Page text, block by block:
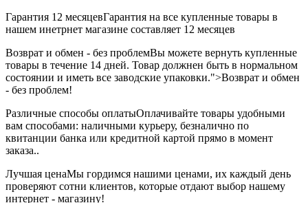
Гарантия 12 месяцевГарантия на все купленные товары в
нашем инетрнет магазине составляет 12 месяцев
Возврат и обмен - без проблемВы можете вернуть купленные
товары в течение 14 дней. Товар должнен быть в нормальном
состоянии и иметь все заводские упаковки.">Возврат и обмен
- без проблем!
Различные способы оплатыОплачивайте товары удобными
вам способами: наличными курьеру, безналично по
квитанции банка или кредитной картой прямо в момент
заказа..
Лучшая ценаМы гордимся нашими ценами, их каждый день
проверяют сотни клиентов, которые отдают выбор нашему
интернет - магазину!